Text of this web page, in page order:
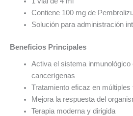
Contiene 100 mg de
Solución para administración
Beneficios Principales
Activa el sistema inmunológico
cancerígenas
Tratamiento eficaz en
Mejora la respuesta del
Terapia moderna y dirigida